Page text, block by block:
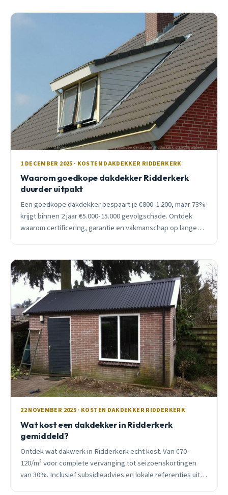
1 DECEMBER 2025 · KOSTEN DAKDEKKER RIDDERKERK
Waarom goedkope dakdekker Ridderkerk
duurder uitpakt
Een goedkope dakdekker bespaart je €800-1.200, maar 73%
krijgt binnen 2 jaar €5.000-15.000 gevolgschade. Ontdek
waarom certificering, garantie en vakmanschap op lange
22 NOVEMBER 2025 · KOSTEN DAKDEKKER RIDDERKERK
Wat kost een dakdekker in Ridderkerk
gemiddeld?
Ontdek wat dakwerk in Ridderkerk echt kost. Van €70-
120/m² voor complete vervanging tot seizoenskortingen
van 30%. Inclusief subsidieadvies en lokale referenties uit